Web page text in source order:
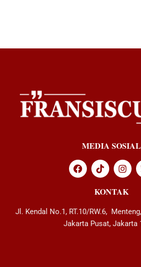
MEDIA SOSIAL
KONTAK
Jl. Kendal No.1, RT.10/RW.6,
Jakarta Pusat, Jakarta